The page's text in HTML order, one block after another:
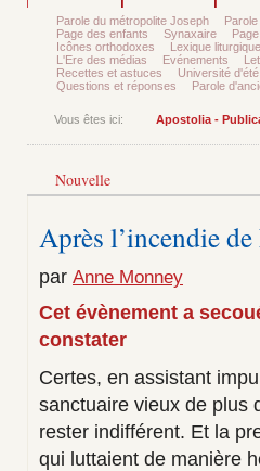
Parole du métropolite Joseph
Page des enfants
Synaxaire
Icônes orthodoxes
Lexique liturgique
L'Ere des médias
Evénements
Recettes et astuces
Université d'été
Questions et réponses
Parole
Vous êtes ici: Apostolia -
Nouvelle
Après l’incendie
par Anne Monney
Cet évènement a
constater
Certes, en assistant
sanctuaire vieux de plus
rester indifférent. Et la
qui luttaient de manière